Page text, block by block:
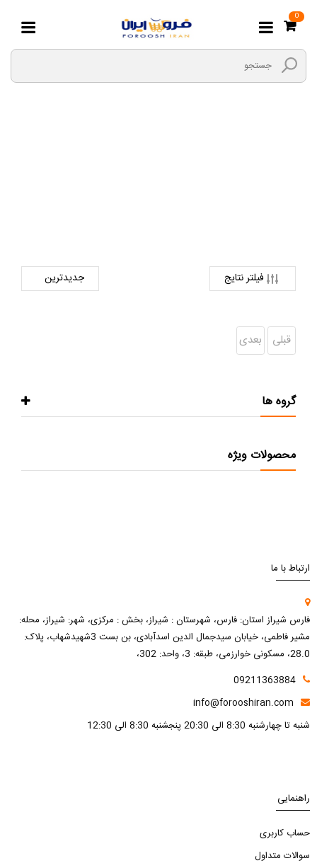
0
فیلتر نتایج
قبلی بعدی
گروه ها
محصولات ویژه
ارتباط با ما
فارس شیراز استان: فارس، شهرستان : شیراز، بخش : مرکزی، شهر: شیراز، محله:
مشیر فاطمی، خیابان سیدجمال الدین اسدآبادی، بن بست 3شهیدشهاب، پلاک:
28.0، مسکونی خوارزمی، طبقه: 3، واحد: 302،
09211363884
info@forooshiran.com
شنبه تا چهارشنبه 8:30 الی 20:30 پنجشنبه 8:30 الی 12:30
راهنمایی
حساب کاربری
سوالات متداول